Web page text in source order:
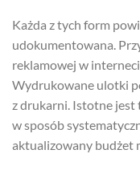
Każda z tych form
udokumentowana.
reklamowej w
Wydrukowane ulotki
z drukarni. Istotne jest
w sposób
aktualizowany budżet